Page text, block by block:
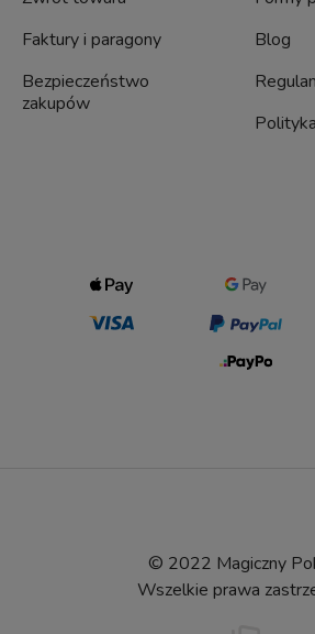
Faktury i paragony
Bezpieczeństwo
zakupów
Blog
© 2022 Magiczny
Wszelkie prawa